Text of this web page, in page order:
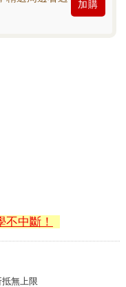
加購
中斷！
抵無上限